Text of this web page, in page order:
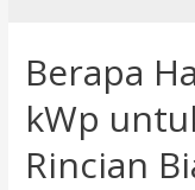
Berapa
kWp
Rincian